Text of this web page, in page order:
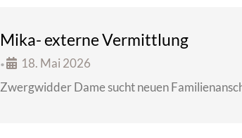
Mika- externe Vermittlung
•
18. Mai 2026
Zwergwidder Dame sucht neuen